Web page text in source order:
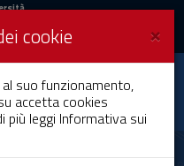
News ×
cookie
suo funzionamento,
accetta cookies
più leggi Informativa sui